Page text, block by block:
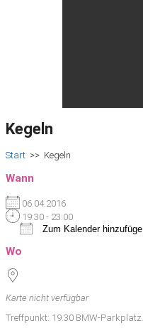
Kegeln
Start >> Kegeln
Wann
06.04.2016
19:30 - 23:00
Zum Kalender
Wo
Karte nicht verfügbar
Treffpunkt: 19.30 BMW-